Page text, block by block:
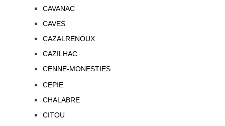
CAVANAC
CAVES
CAZALRENOUX
CAZILHAC
CENNE-MONESTIES
CEPIE
CHALABRE
CITOU